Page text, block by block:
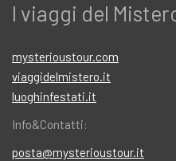
I viaggi del
mysterioustour.com
viaggidelmistero.it
luoghinfestati.it
Info&Contatti:
posta@mysterioustour.it